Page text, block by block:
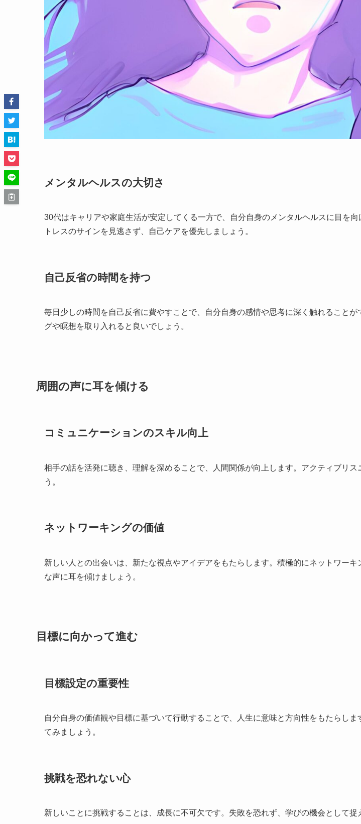
メンタルヘルスの大切さ
30代はキャリアや家庭生活が安定してくる一方で、自分自身のメンタルヘルスに目を
トレスのサインを見逃さず、自己ケアを優先しましょう。
自己反省の時間を持つ
毎日少しの時間を自己反省に費やすことで、自分自身の感情や思考に深く触れることが
グや瞑想を取り入れると良いでしょう。
周囲の声に耳を傾ける
コミュニケーションのスキル向上
相手の話を活発に聴き、理解を深めることで、人間関係が向上します。アクティブリス
う。
ネットワーキングの価値
新しい人との出会いは、新たな視点やアイデアをもたらします。積極的にネットワーキ
な声に耳を傾けましょう。
目標に向かって進む
目標設定の重要性
自分自身の価値観や目標に基づいて行動することで、人生に意味と方向性をもたらしま
てみましょう。
挑戦を恐れない心
新しいことに挑戦することは、成長に不可欠です。失敗を恐れず、学びの機会として捉